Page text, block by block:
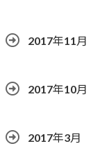
2017年11月
2017年10月
2017年3月